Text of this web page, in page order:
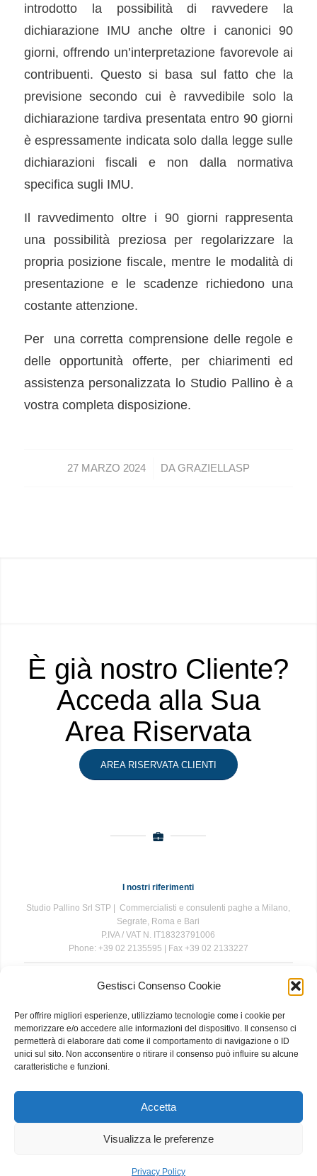
Gestisci Consenso Cookie
Per offrire migliori esperienze, utilizziamo tecnologie come i cookie per
memorizzare e/o accedere alle informazioni del dispositivo. Il consenso ci
permetterà di elaborare dati come il comportamento di navigazione o ID
unici sul sito. Non acconsentire o ritirare il consenso può influire su alcune
caratteristiche e funzioni.
Accetta
Visualizza le preferenze
Privacy Policy
introdotto la possibilità di ravvedere la
dichiarazione IMU anche oltre i canonici 90
giorni, offrendo un’interpretazione favorevole ai
contribuenti. Questo si basa sul fatto che la
previsione secondo cui è ravvedibile solo la
dichiarazione tardiva presentata entro 90 giorni
è espressamente indicata solo dalla legge sulle
dichiarazioni fiscali e non dalla normativa
specifica sugli IMU.
Il ravvedimento oltre i 90 giorni rappresenta
una possibilità preziosa per regolarizzare la
propria posizione fiscale, mentre le modalità di
presentazione e le scadenze richiedono una
costante attenzione.
Per una corretta comprensione delle regole e
delle opportunità offerte, per chiarimenti ed
assistenza personalizzata lo Studio Pallino è a
vostra completa disposizione.
27 MARZO 2024
/ DAGRAZIELLASP
È già nostro Cliente?
Acceda alla Sua
Area Riservata
AREA RISERVATA CLIENTI
I nostri riferimenti
Studio Pallino Srl STP | Commercialisti e consulenti paghe a Milano,
Segrate, Roma e Bari
P.IVA / VAT N. IT18323791006
Phone: +39 02 2135595 | Fax +39 02 2133227
The information contained in this website is for general information
while we endeavour to keep the information up to date and correct, we
make no representations or warranties of any kind, express or implied,
about the completeness, accuracy, reliability, suitability or availability
with respect to the website or the information, products, services, or
related graphics contained on the website for any purpose. Any
|Contact|Privacy and Cookie Policy